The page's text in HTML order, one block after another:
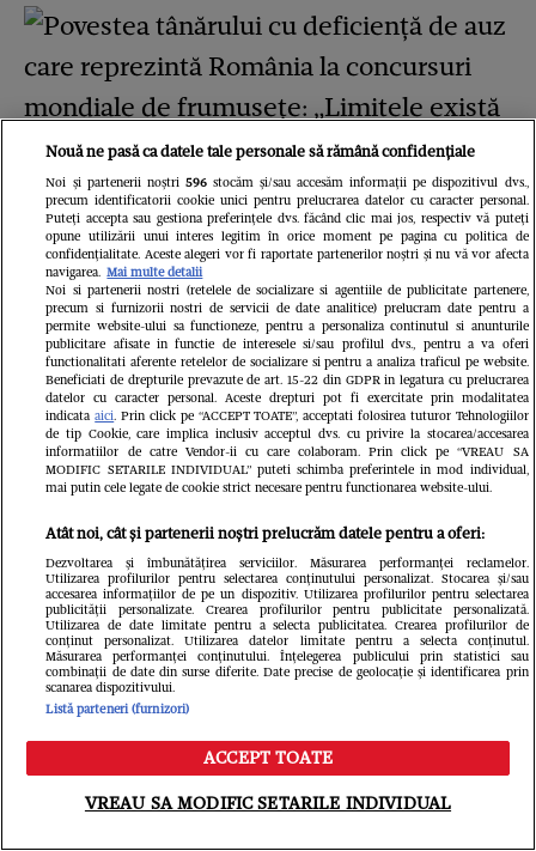
Povestea tânărului cu deficiență de
auz care reprezintă România la
concursuri mondiale de frumusețe:
„Limitele există doar atunci când
renunțăm la visurile noastre”
Meniu Caută
Nouă ne pasă ca datele tale personale să rămână confidențiale
Noi și partenerii noștri 596stocăm și/sau accesăm informații pe dispozitivul dvs.,
precum identificatorii cookie unici pentru prelucrarea datelor cu caracter personal.
Puteți accepta sau gestiona preferințele dvs. făcând clic mai jos, respectiv vă puteți
opune utilizării unui interes legitim în orice moment pe pagina cu politica de
confidențialitate. Aceste alegeri vor fi raportate partenerilor noștri și nu vă vor afecta
navigarea. Mai multe detalii
Noi si partenerii nostri (retelele de socializare si agentiile de publicitate partenere,
precum si furnizorii nostri de servicii de date analitice) prelucram date pentru a
permite website-ului sa functioneze, pentru a personaliza continutul si anunturile
publicitare afisate in functie de interesele si/sau profilul dvs., pentru a va oferi
functionalitati aferente retelelor de socializare si pentru a analiza traficul pe website.
Beneficiati de drepturile prevazute de art. 15-22 din GDPR in legatura cu prelucrarea
datelor cu caracter personal. Aceste drepturi pot fi exercitate prin modalitatea
indicataaici. Prin click pe “ACCEPT TOATE”, acceptati folosirea tuturor Tehnologiilor
de tip Cookie, care implica inclusiv acceptul dvs. cu privire la stocarea/accesarea
informatiilor de catre Vendor-ii cu care colaboram. Prin click pe “VREAU SA
MODIFIC SETARILE INDIVIDUAL” puteti schimba preferintele in mod individual,
mai putin cele legate de cookie strict necesare pentru functionarea website-ului.
Atât noi, cât și partenerii noștri prelucrăm datele pentru a oferi:
Dezvoltarea și îmbunătățirea serviciilor. Măsurarea performanței reclamelor.
Utilizarea profilurilor pentru selectarea conținutului personalizat. Stocarea și/sau
accesarea informațiilor de pe un dispozitiv. Utilizarea profilurilor pentru selectarea
publicității personalizate. Crearea profilurilor pentru publicitate personalizată.
Utilizarea de date limitate pentru a selecta publicitatea. Crearea profilurilor de
conținut personalizat. Utilizarea datelor limitate pentru a selecta conținutul.
Măsurarea performanței conținutului. Înțelegerea publicului prin statistici sau
combinații de date din surse diferite. Date precise de geolocație și identificarea prin
scanarea dispozitivului.
Listă parteneri (furnizori)
ACCEPT TOATE
VREAU SA MODIFIC SETARILE INDIVIDUAL